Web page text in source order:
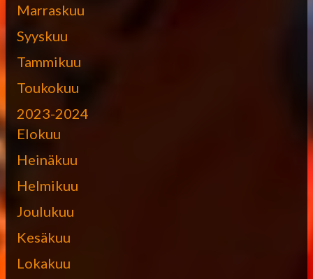
Marraskuu
Syyskuu
Tammikuu
Toukokuu
2023-2024
Elokuu
Heinäkuu
Helmikuu
Joulukuu
Kesäkuu
Lokakuu